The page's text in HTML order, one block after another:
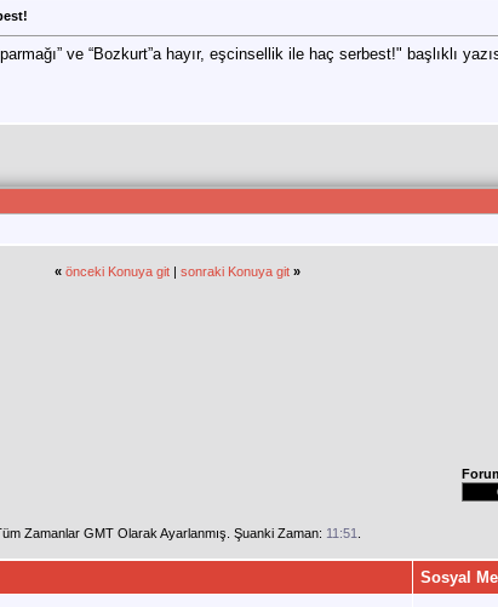
ve “Bozkurt”a hayır, eşcinsellik ile haç serbest!" başlıklı
« önceki Konuya git| sonraki Konuya git »
Zamanlar GMT Olarak Ayarlanmış. Şuanki Zaman: 11:51
Sosyal